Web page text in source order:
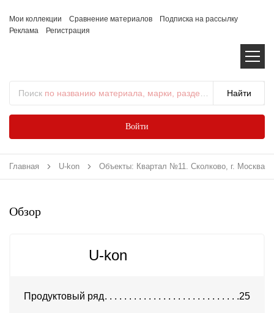
Мои коллекции Сравнение материалов
Подписка на рассылку
Реклама
Регистрация
Поиск по названию материала, марки, раздела...
Войти
Главная U-kon Объекты: Квартал №11. Сколково, г. Москва
Обзор
U-kon
Продуктовый ряд 25